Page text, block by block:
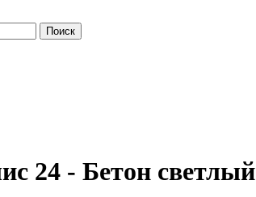
24 - Бетон светлый